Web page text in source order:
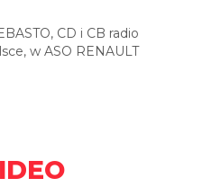
CD i CB radio
w ASO RENAULT